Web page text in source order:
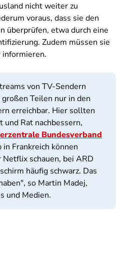
nicht weiter zu
voraus, dass sie den
überprüfen, etwa durch eine
Zudem müssen sie
informieren.
von TV-Sendern
Teilen nur in den
erreichbar. Hier sollten
und Rat nachbessern,
Bundesverband
Frankreich können
schauen, bei ARD
häufig schwarz. Das
so Martin Madej,
und Medien.